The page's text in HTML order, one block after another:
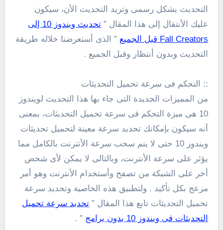
التحديث بشكل رسمى وتريد التحديث الأن، سيكون
عليك الأنتقال إلى هذا المقال ”
تحديث ويندوز 10 إلى
Fall Creators قبل الجميع
” الذى أستعرضنا خلاله طريقة
التحديث وبدون أنتظار وقبل الجميع .
:: التحكم فى سرعة تحميل التحديثات
من المميزات الجديدة التى جاء بها هذا التحديث لويندوز
10 هى ميزة التحكم فى سرعة تحميل التحديثات، بمعنى
أنه سيكون بإمكانك تحديد سرعة معينة لتحميل تحديثات
ويندوز 10 حتى لا يتم سحب سرعة الأنترنت بالكامل مما
يؤثر على سرعة الأنترنت، وبالتالى لا يمكن لأى شخص
أخر على الشبكة من تصفح وأستخدام الأنترنت وهو أمر
مزعج بكل تأكيد . ولتطبيق هذه الخاصية وتحديد سرعة
تحميل التحديثات تابع هذا المقال ” تحديد سرعة تحميل
التحديثات فى ويندوز 10 بدون برامج
” .